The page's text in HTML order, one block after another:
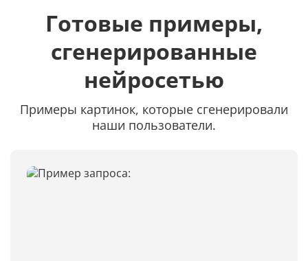
Готовые примеры,
сгенерированные
нейросетью
Примеры картинок, которые сгенерировали
наши пользователи.